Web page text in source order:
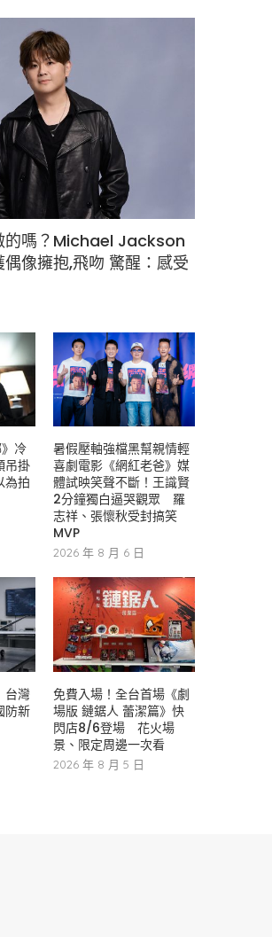
的嗎？Michael Jackson
像擁抱,飛吻 驚醒：感受
冷
吊掛
為拍
暑假壓軸強檔黑幫親情輕
喜劇電影《網紅老爸》媒
體試映笑聲不斷！王識賢
2分鐘獨白逼哭觀眾 羅
志祥、張懷秋受封搞笑
MVP
2026 年 8 月 6 日
台灣
防新
免費入場！全台首場《劇
場版 鏈鋸人 蕾潔篇》快
閃店8/6登場 花火場
景、限定周邊一次看
2026 年 8 月 5 日